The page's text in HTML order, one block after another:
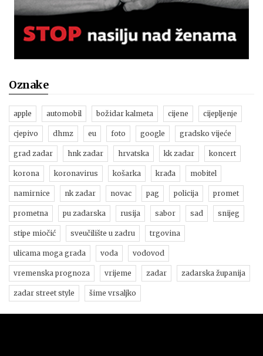
Oznake
apple automobil božidar kalmeta cijene cijepljenje
cjepivo dhmz eu foto google gradsko vijeće
grad zadar hnk zadar hrvatska kk zadar koncert
korona koronavirus košarka krađa mobitel
namirnice nk zadar novac pag policija promet
prometna pu zadarska rusija sabor sad snijeg
stipe miočić sveučilište u zadru trgovina
ulicama moga grada voda vodovod
vremenska prognoza vrijeme zadar zadarska županija
zadar street style šime vrsaljko